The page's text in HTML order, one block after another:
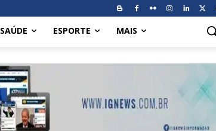
SAÚDE ESPORTE MAIS